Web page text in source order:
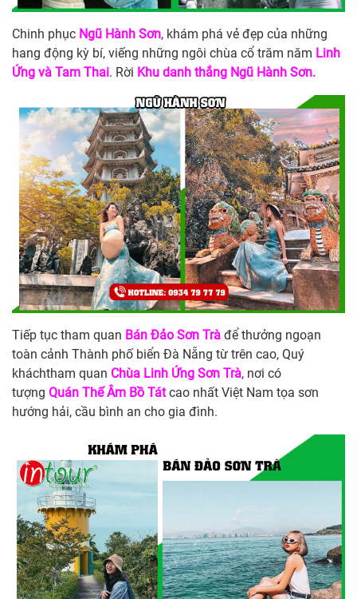
Chinh phục Ngũ Hành Sơn, khám phá vẻ đẹp của những
hang động kỳ bí, viếng những ngôi chùa cổ trăm năm Linh
Ứng và Tam Thai. Rời Khu danh thắng Ngũ Hành Sơn.
Tiếp tục tham quan Bán Đảo Sơn Trà để thưởng ngoạn
toàn cảnh Thành phố biển Đà Nẵng từ trên cao, Quý
kháchtham quan Chùa Linh Ứng Sơn Trà, nơi có
tượng Quán Thế Âm Bồ Tátcao nhất Việt Nam tọa sơn
hướng hải, cầu bình an cho gia đình.